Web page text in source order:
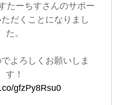
たーちすさんのサポー
だくことになりまし
た。
よろしくお願いしま
す！
gfzPy8Rsu0